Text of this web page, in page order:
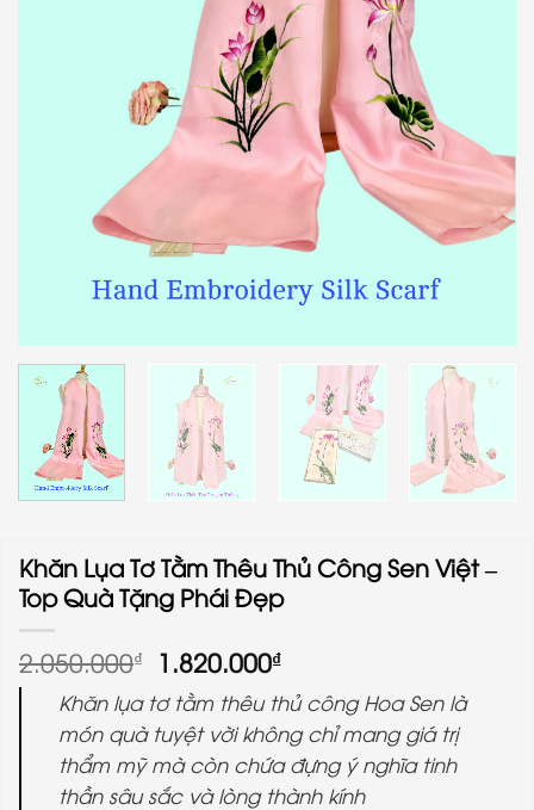
Khăn Lụa Tơ Tằm Thêu Thủ Công Sen Việt –
Top Quà Tặng Phái Đẹp
2.050.000₫ Giá
gốc
là:
2.050.000₫.
1.820.000₫Giá
hiện
tại
là:
1.820.000₫.
Khăn lụa tơ tằm thêu thủ công Hoa Sen là
món quà tuyệt vời không chỉ mang giá trị
thẩm mỹ mà còn chứa đựng ý nghĩa tinh
thần sâu sắc và lòng thành kính